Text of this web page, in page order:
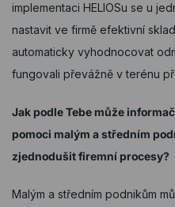
implementaci HELIOSu se u
nastavit ve firmě efektivní
automaticky vyhodnocovat
fungovali převážně v terénu
Jak podle Tebe může
pomoci malým a středním
zjednodušit firemní procesy?
Malým a středním podnikům